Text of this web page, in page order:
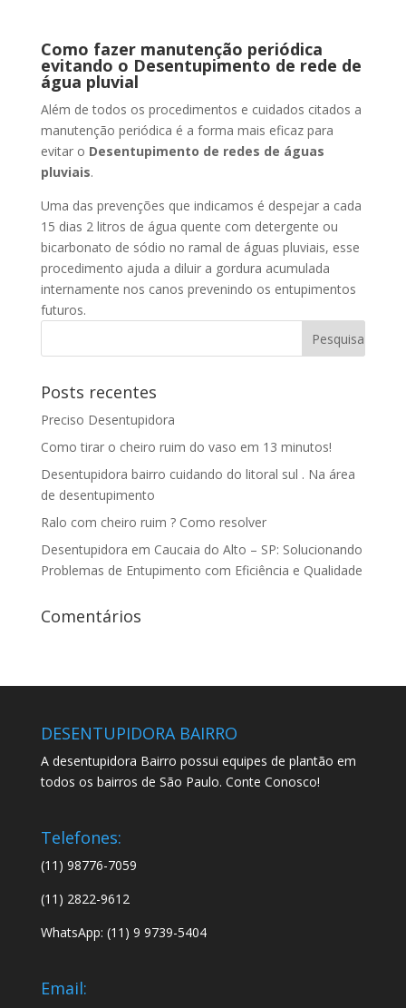
Como fazer manutenção periódica
evitando o Desentupimento de rede de
água pluvial
Além de todos os procedimentos e cuidados citados a
manutenção periódica é a forma mais eficaz para
evitar o Desentupimento de redes de águas
pluviais.
Uma das prevenções que indicamos é despejar a cada
15 dias 2 litros de água quente com detergente ou
bicarbonato de sódio no ramal de águas pluviais, esse
procedimento ajuda a diluir a gordura acumulada
internamente nos canos prevenindo os entupimentos
futuros.
Posts recentes
Preciso Desentupidora
Como tirar o cheiro ruim do vaso em 13 minutos!
Desentupidora bairro cuidando do litoral sul . Na área
de desentupimento
Ralo com cheiro ruim ? Como resolver
Desentupidora em Caucaia do Alto – SP: Solucionando
Problemas de Entupimento com Eficiência e Qualidade
Comentários
DESENTUPIDORA BAIRRO
A desentupidora Bairro possui equipes de plantão em
todos os bairros de São Paulo. Conte Conosco!
Telefones:
(11) 98776-7059
(11) 2822-9612
WhatsApp: (11) 9 9739-5404
Email: